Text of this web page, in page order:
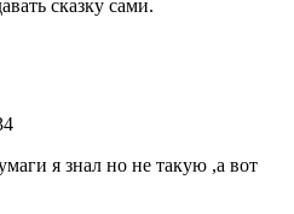
сказку сами.
я знал но не такую ,а вот